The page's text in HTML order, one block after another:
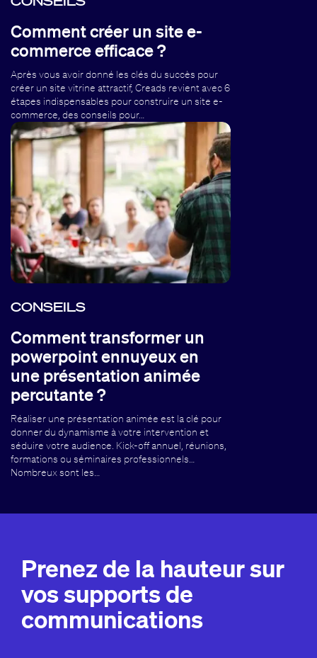
Comment créer un site e-
commerce efficace ?
Après vous avoir donné les clés du succès pour
créer un site vitrine attractif, Creads revient avec 6
étapes indispensables pour construire un site e-
commerce, des conseils pour…
CONSEILS
Comment transformer un
powerpoint ennuyeux en
une présentation animée
percutante ?
Réaliser une présentation animée est la clé pour
donner du dynamisme à votre intervention et
séduire votre audience. Kick-off annuel, réunions,
formations ou séminaires professionnels…
Nombreux sont les…
Prenez de la hauteur sur
vos supports de
communications